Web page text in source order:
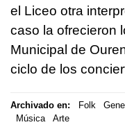
el Liceo otra
caso la ofrecieron
Municipal de
ciclo de los
Archivado en: Folk
Música
Arte